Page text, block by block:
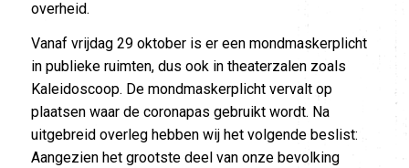
overheid.
Vanaf vrijdag 29 oktober is er een mondmaskerplicht
in publieke ruimten, dus ook in theaterzalen zoals
Kaleidoscoop. De mondmaskerplicht vervalt op
plaatsen waar de coronapas gebruikt wordt. Na
uitgebreid overleg hebben wij het volgende beslist:
Aangezien het grootste deel van onze bevolking